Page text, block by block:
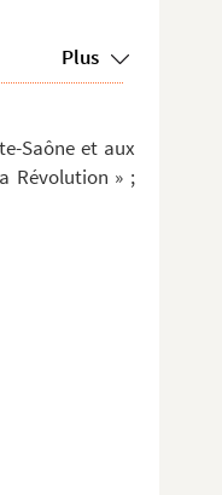
Plus
Saône et aux
Révolution » ;